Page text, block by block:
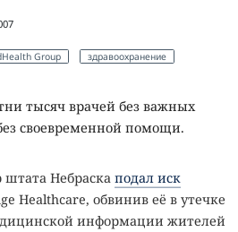
Group
здравоохранение
тысяч врачей без важных
своевременной помощи.
Небраска подал иск
Healthcare, обвинив её в утечке
информации жителей